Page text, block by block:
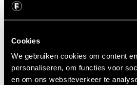
Cookies
We gebruiken cookies om content
personaliseren, om functies voor
en om ons websiteverkeer te
Dat alles wat je ziet, leest en
elkaar gelinkt moet zijn.
juiste manier aanpakt.
Hoe je met SEO enkel
boeken.
De juiste basis en handvatten